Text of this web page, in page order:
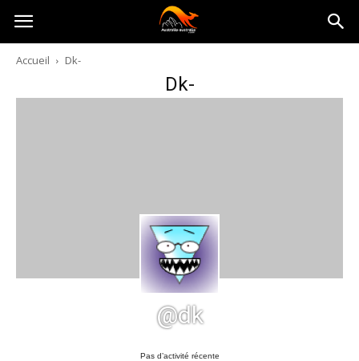
Australia-
australie.com
Accueil Dk-
Dk-
@dk
Pas d’activité récente